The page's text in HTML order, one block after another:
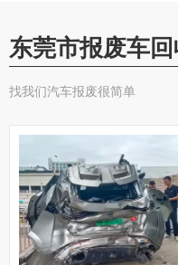
东莞市报废车
找我们汽车报废很简单